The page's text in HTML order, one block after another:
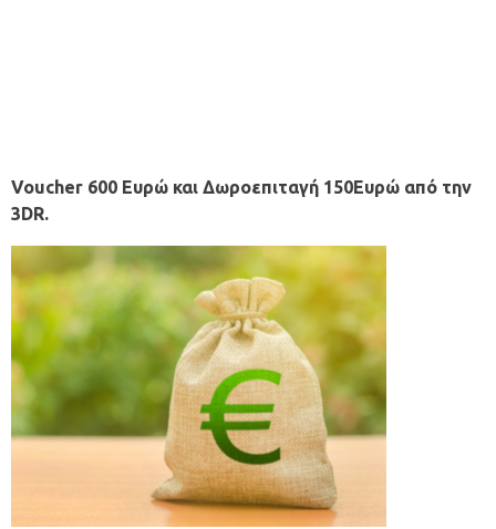
Voucher 600 Ευρώ και Δωροεπιταγή 150Ευρώ από την
3DR.